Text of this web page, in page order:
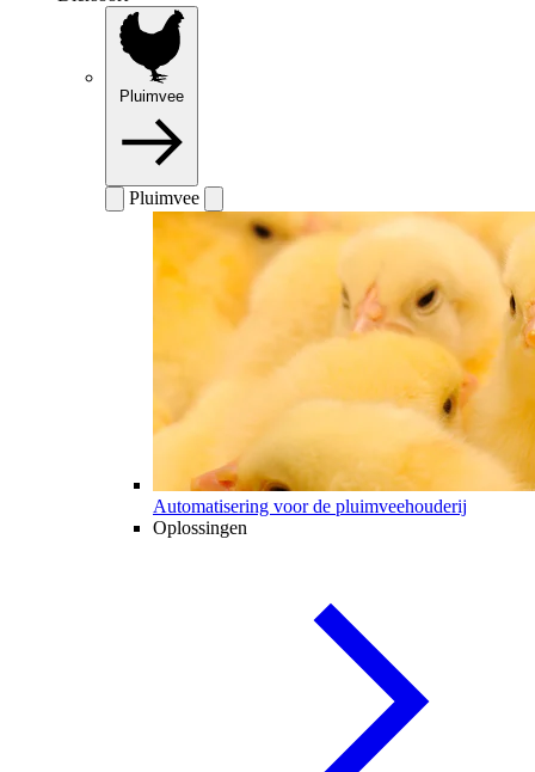
Pluimvee
Pluimvee
Automatisering voor de pluimveehouderij
Oplossingen